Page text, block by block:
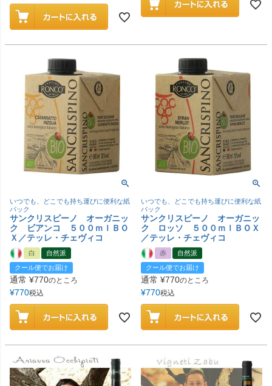
いつでも、どこでも持ち運びに便利な紙
パック
サンクリスピーノ オーガニッ
ク ビアンコ ５００ｍｌＢＯ
Ｘ／テッレ・チェヴィコ
白
自然派
クール便でお届け
通常 ¥770のところ
¥770税込
いつでも、どこでも持ち運びに便利な紙
パック
サンクリスピーノ オーガニッ
ク ロッソ ５００ｍｌＢＯＸ
／テッレ・チェヴィコ
赤
自然派
クール便でお届け
通常 ¥770のところ
¥770税込